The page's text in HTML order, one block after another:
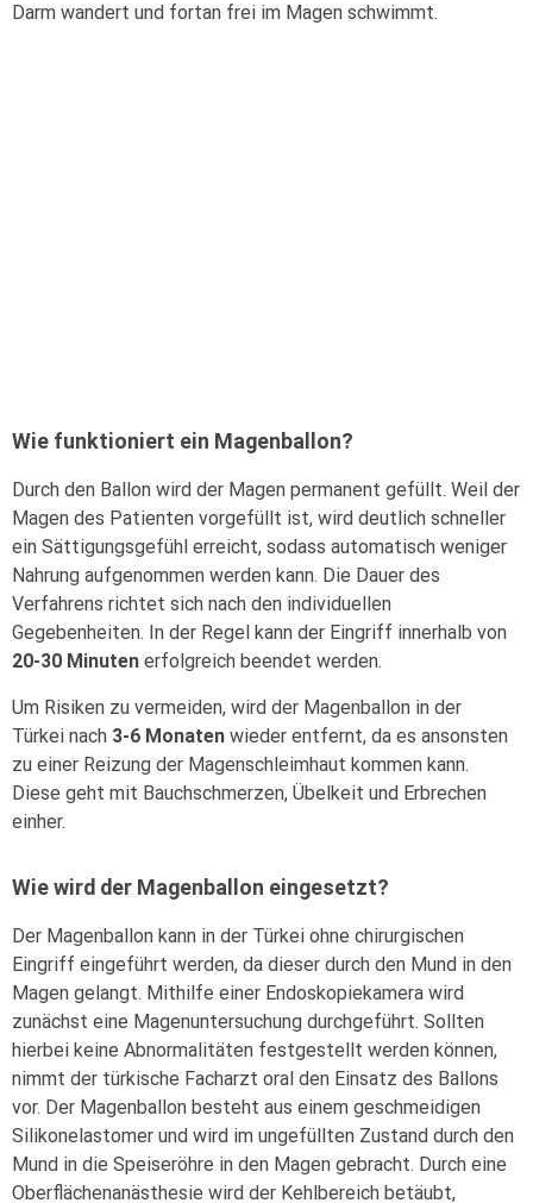
Darm wandert und fortan frei im Magen schwimmt.
Wie funktioniert ein Magenballon?
Durch den Ballon wird der Magen permanent gefüllt. Weil der
Magen des Patienten vorgefüllt ist, wird deutlich schneller
ein Sättigungsgefühl erreicht, sodass automatisch weniger
Nahrung aufgenommen werden kann. Die Dauer des
Verfahrens richtet sich nach den individuellen
Gegebenheiten. In der Regel kann der Eingriff innerhalb von
20-30 Minuten erfolgreich beendet werden.
Um Risiken zu vermeiden, wird der Magenballon in der
Türkei nach 3-6 Monaten wieder entfernt, da es ansonsten
zu einer Reizung der Magenschleimhaut kommen kann.
Diese geht mit Bauchschmerzen, Übelkeit und Erbrechen
einher.
Wie wird der Magenballon eingesetzt?
Der Magenballon kann in der Türkei ohne chirurgischen
Eingriff eingeführt werden, da dieser durch den Mund in den
Magen gelangt. Mithilfe einer Endoskopiekamera wird
zunächst eine Magenuntersuchung durchgeführt. Sollten
hierbei keine Abnormalitäten festgestellt werden können,
nimmt der türkische Facharzt oral den Einsatz des Ballons
vor. Der Magenballon besteht aus einem geschmeidigen
Silikonelastomer und wird im ungefüllten Zustand durch den
Mund in die Speiseröhre in den Magen gebracht. Durch eine
Oberflächenanästhesie wird der Kehlbereich betäubt,